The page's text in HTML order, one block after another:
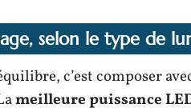
selon le type de
c’est composer
meilleure puissance